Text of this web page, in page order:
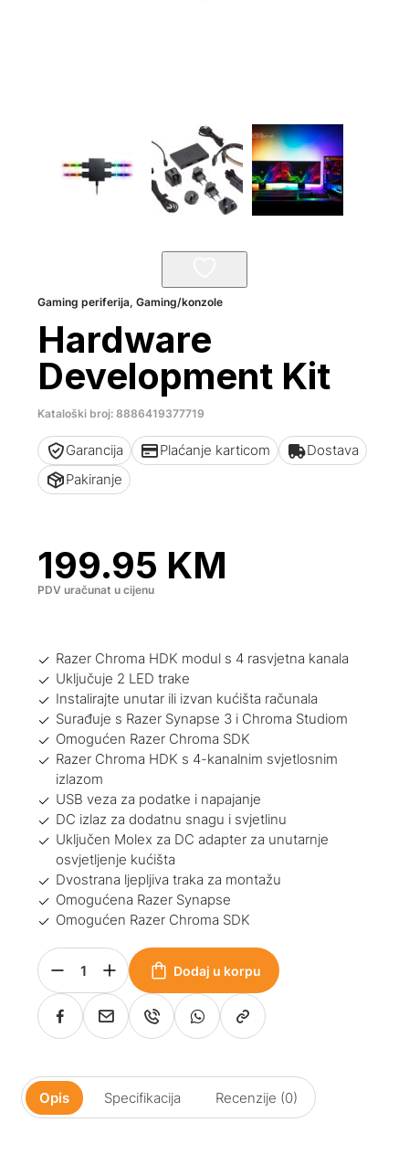
Gaming periferija,Gaming/konzole
Hardware
Development Kit
Kataloški broj: 8886419377719
Garancija Plaćanje karticom
Dostava
Pakiranje
199.95 KM
PDV uračunat u cijenu
Razer Chroma HDK modul s 4 rasvjetna kanala
Uključuje 2 LED trake
Instalirajte unutar ili izvan kućišta računala
Surađuje s Razer Synapse 3 i Chroma Studiom
Omogućen Razer Chroma SDK
Razer Chroma HDK s 4-kanalnim svjetlosnim
izlazom
USB veza za podatke i napajanje
DC izlaz za dodatnu snagu i svjetlinu
Uključen Molex za DC adapter za unutarnje
osvjetljenje kućišta
Dvostrana ljepljiva traka za montažu
Omogućena Razer Synapse
Omogućen Razer Chroma SDK
Dodaj u korpu
Opis Specifikacija Recenzije (0)